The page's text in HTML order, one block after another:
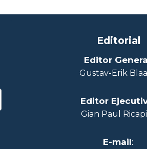
Editorial
Editor
Gustav-Erik
Editor
Gian Paul
E-mail: